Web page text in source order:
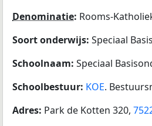
Denominatie: Rooms-
Soort onderwijs: Speciaal
Schoolnaam: Speciaal
Schoolbestuur: KOE.
Adres: Park de Kotten 320,